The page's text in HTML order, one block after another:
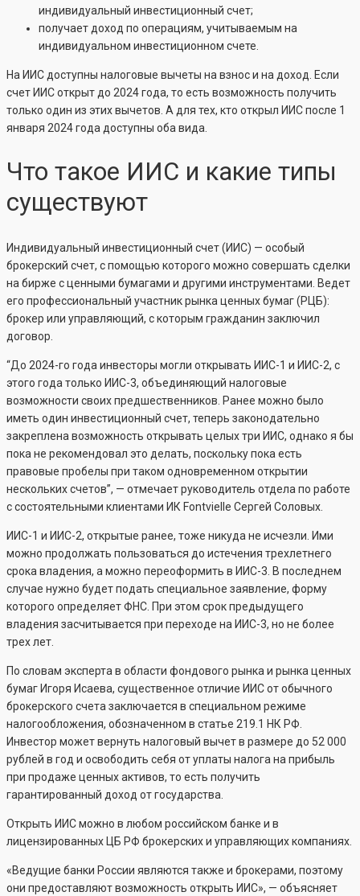
индивидуальный инвестиционный счет;
получает доход по операциям, учитываемым на
индивидуальном инвестиционном счете.
На ИИС доступны налоговые вычеты на взнос и на доход. Если
счет ИИС открыт до 2024 года, то есть возможность получить
только один из этих вычетов. А для тех, кто открыл ИИС после 1
января 2024 года доступны оба вида.
Что такое ИИС и какие типы
существуют
Индивидуальный инвестиционный счет (ИИС) — особый
брокерский счет, с помощью которого можно совершать сделки
на бирже с ценными бумагами и другими инструментами. Ведет
его профессиональный участник рынка ценных бумаг (РЦБ):
брокер или управляющий, с которым гражданин заключил
договор.
“До 2024-го года инвесторы могли открывать ИИС-1 и ИИС-2, с
этого года только ИИС-3, объединяющий налоговые
возможности своих предшественников. Ранее можно было
иметь один инвестиционный счет, теперь законодательно
закреплена возможность открывать целых три ИИС, однако я бы
пока не рекомендовал это делать, поскольку пока есть
правовые пробелы при таком одновременном открытии
нескольких счетов”, — отмечает руководитель отдела по работе
с состоятельными клиентами ИК Fontvielle Сергей Соловых.
ИИС-1 и ИИС-2, открытые ранее, тоже никуда не исчезли. Ими
можно продолжать пользоваться до истечения трехлетнего
срока владения, а можно переоформить в ИИС-3. В последнем
случае нужно будет подать специальное заявление, форму
которого определяет ФНС. При этом срок предыдущего
владения засчитывается при переходе на ИИС-3, но не более
трех лет.
По словам эксперта в области фондового рынка и рынка ценных
бумаг Игоря Исаева, существенное отличие ИИС от обычного
брокерского счета заключается в специальном режиме
налогообложения, обозначенном в статье 219.1 НК РФ.
Инвестор может вернуть налоговый вычет в размере до 52 000
рублей в год и освободить себя от уплаты налога на прибыль
при продаже ценных активов, то есть получить
гарантированный доход от государства.
Открыть ИИС можно в любом российском банке и в
лицензированных ЦБ РФ брокерских и управляющих компаниях.
«Ведущие банки России являются также и брокерами, поэтому
они предоставляют возможность открыть ИИС», — объясняет